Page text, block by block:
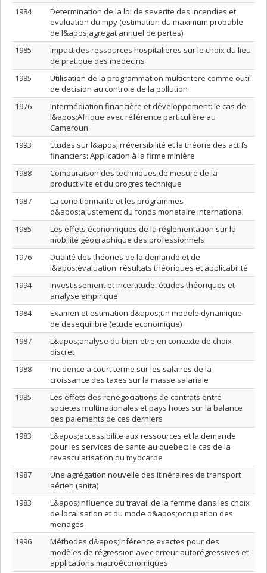
1984
Determination de la loi de severite des incendies et
evaluation du mpy (estimation du maximum probable
de l&apos;agregat annuel de pertes)
1985
Impact des ressources hospitalieres sur le choix du lieu
de pratique des medecins
1985
Utilisation de la programmation multicritere comme outil
de decision au controle de la pollution
1976
Intermédiation financière et développement: le cas de
l&apos;Afrique avec référence particulière au
Cameroun
1993
Études sur l&apos;irréversibilité et la théorie des actifs
financiers: Application à la firme minière
1988
Comparaison des techniques de mesure de la
productivite et du progres technique
1987
La conditionnalite et les programmes
d&apos;ajustement du fonds monetaire international
1985
Les effets économiques de la réglementation sur la
mobilité géographique des professionnels
1976
Dualité des théories de la demande et de
l&apos;évaluation: résultats théoriques et applicabilité
1994
Investissement et incertitude: études théoriques et
analyse empirique
1984
Examen et estimation d&apos;un modele dynamique
de desequilibre (etude economique)
1987
L&apos;analyse du bien-etre en contexte de choix
discret
1988
Incidence a court terme sur les salaires de la
croissance des taxes sur la masse salariale
1985
Les effets des renegociations de contrats entre
societes multinationales et pays hotes sur la balance
des paiements de ces derniers
1983
L&apos;accessibilite aux ressources et la demande
pour les services de sante au quebec: le cas de la
revascularisation du myocarde
1987
Une agrégation nouvelle des itinéraires de transport
aérien (anita)
1983
L&apos;influence du travail de la femme dans les choix
de localisation et du mode d&apos;occupation des
menages
1996
Méthodes d&apos;inférence exactes pour des
modèles de régression avec erreur autorégressives et
applications macroéconomiques